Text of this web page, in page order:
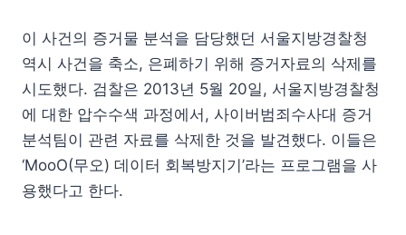
이 사건의 증거물 분석을 담당했던 서울지방경찰청
역시 사건을 축소, 은폐하기 위해 증거자료의 삭제를
시도했다. 검찰은 2013년 5월 20일, 서울지방경찰청
에 대한 압수수색 과정에서, 사이버범죄수사대 증거
분석팀이 관련 자료를 삭제한 것을 발견했다. 이들은
‘MooO(무오) 데이터 회복방지기’라는 프로그램을 사
용했다고 한다.